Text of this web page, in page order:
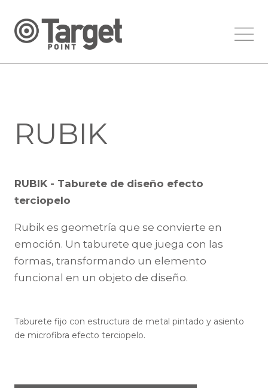
RUBIK
RUBIK - Taburete de diseño efecto
terciopelo
Rubik es geometría que se convierte en
emoción. Un taburete que juega con las
formas, transformando un elemento
funcional en un objeto de diseño.
Taburete fijo con estructura de metal pintado y asiento
de microfibra efecto terciopelo.